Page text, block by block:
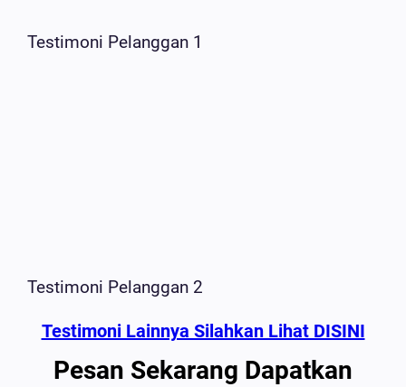
Testimoni Pelanggan 1
Testimoni Pelanggan 2
Testimoni Lainnya Silahkan Lihat DISINI
Pesan Sekarang Dapatkan